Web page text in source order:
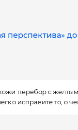
перспектива»
перебор с
исправите то, о